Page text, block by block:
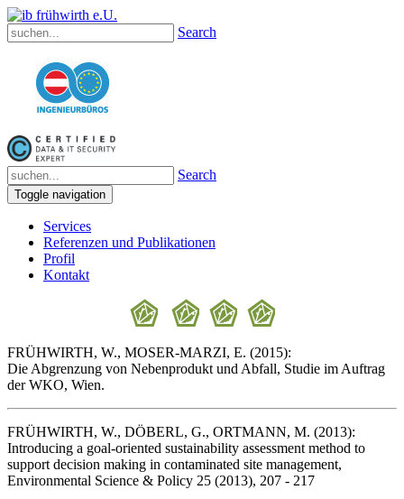
Search
Search
Toggle navigation
Services
Referenzen und Publikationen
Profil
Kontakt
FRÜHWIRTH, W., MOSER-MARZI, E. (2015):
Die Abgrenzung von Nebenprodukt und Abfall, Studie im Auftrag
der WKO, Wien.
FRÜHWIRTH, W., DÖBERL, G., ORTMANN, M. (2013):
Introducing a goal-oriented sustainability assessment method to
support decision making in contaminated site management,
Environmental Science & Policy 25 (2013), 207 - 217